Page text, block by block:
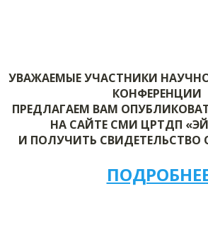
УВАЖАЕМЫЕ УЧАСТНИКИ
КОНФЕРЕНЦИИ
ПРЕДЛАГАЕМ ВАМ
НА САЙТЕ СМИ ЦРТДП
И ПОЛУЧИТЬ СВИДЕТЕЛЬСТВО